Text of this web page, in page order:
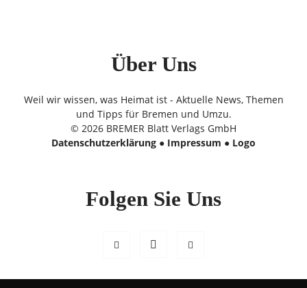
Über Uns
Weil wir wissen, was Heimat ist - Aktuelle News, Themen
und Tipps für Bremen und Umzu.
© 2026 BREMER Blatt Verlags GmbH
Datenschutzerklärung ● Impressum ● Logo
Folgen Sie Uns